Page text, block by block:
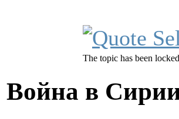
The topic has been
Война в